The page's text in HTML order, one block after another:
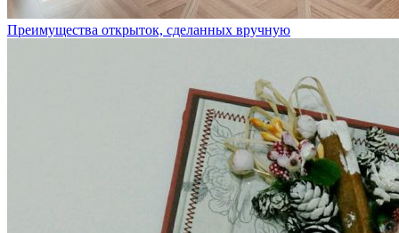
Преимущества открыток, сделанных вручную